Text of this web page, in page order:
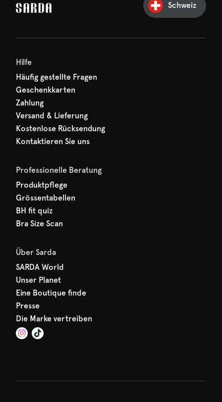
Schweiz
Hilfe
Häufig gestellte Fragen
Geschenkkarten
Zahlung
Versand & Lieferung
Kostenlose Rücksendung
Kontaktieren Sie uns
Professionelle Beratung
Produktpflege
Grössentabellen
BH fit quiz
Bra Size Scan
Über Sarda
SARDA World
Unser Planet
Eine Boutique finde
Presse
Die Marke vertreiben